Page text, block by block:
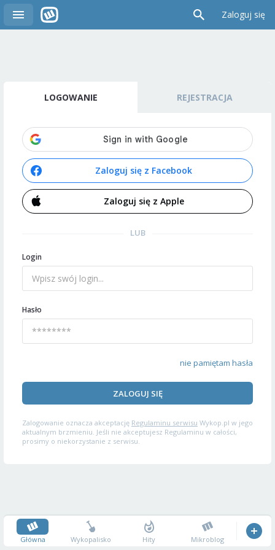
Zaloguj się
LOGOWANIE REJESTRACJA
Zaloguj się z Facebook
Zaloguj się z Apple
LUB
Login
Hasło
nie pamiętam hasła
ZALOGUJ SIĘ
Zalogowanie oznacza akceptację Regulaminu serwisu Wykop.pl w jego
aktualnym brzmieniu. Jeśli nie akceptujesz Regulaminu w całości,
prosimy o niekorzystanie z serwisu.
Główna Wykopalisko Hity Mikroblog